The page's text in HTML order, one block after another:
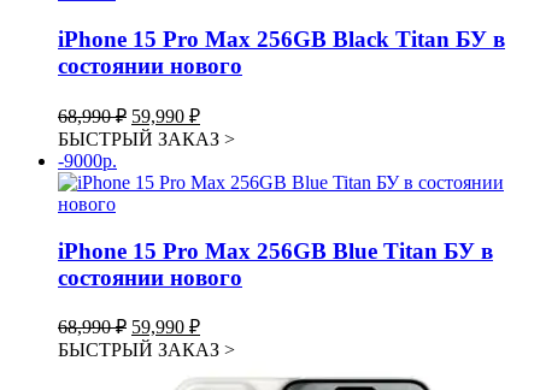
iPhone 15 Pro Max 256GB Black Titan БУ в
состоянии нового
68,990₽ Первоначальная
цена
68,990 ₽.
59,990 ₽Текущая
цена:
БЫСТРЫЙ ЗАКАЗ >
-9000р.
iPhone 15 Pro Max 256GB Blue Titan БУ в
состоянии нового
68,990₽ Первоначальная
цена
59,990 ₽Текущая
цена:
БЫСТРЫЙ ЗАКАЗ >